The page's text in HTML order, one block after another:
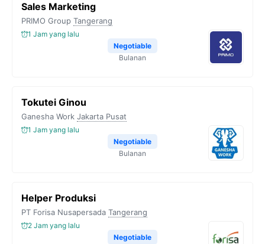
Sales Marketing
PRIMO Group Tangerang
1 Jam yang lalu
Negotiable
Bulanan
Tokutei Ginou
Ganesha Work Jakarta Pusat
1 Jam yang lalu
Negotiable
Bulanan
Helper Produksi
PT Forisa Nusapersada Tangerang
2 Jam yang lalu
Negotiable